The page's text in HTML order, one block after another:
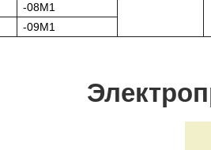
-08М1
-09М1